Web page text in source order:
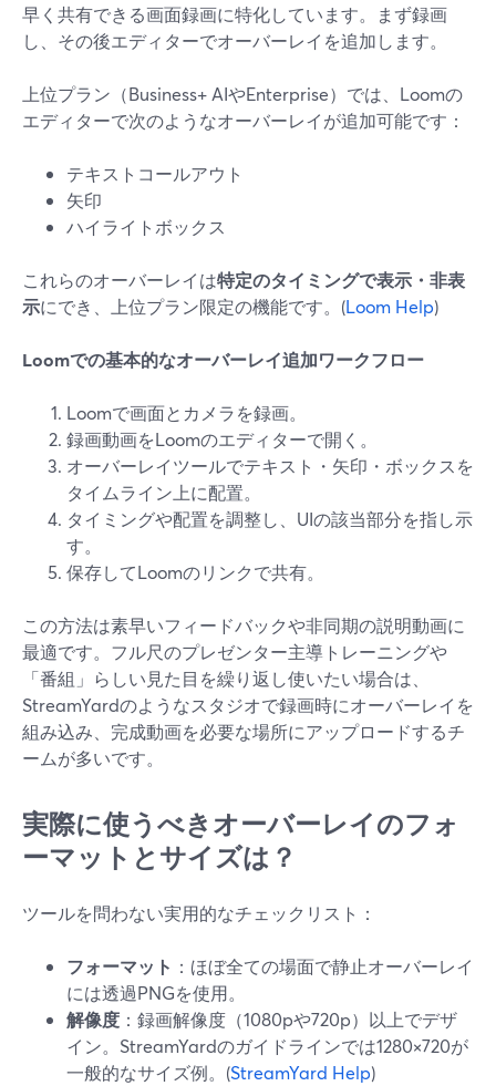
早く共有できる画面録画に特化しています。まず録画
し、その後エディターでオーバーレイを追加します。
上位プラン（Business+ AIやEnterprise）では、Loomの
エディターで次のようなオーバーレイが追加可能です：
テキストコールアウト
矢印
ハイライトボックス
これらのオーバーレイは特定のタイミングで表示・非表
示にでき、上位プラン限定の機能です。(Loom Help)
Loomでの基本的なオーバーレイ追加ワークフロー
Loomで画面とカメラを録画。
録画動画をLoomのエディターで開く。
オーバーレイツールでテキスト・矢印・ボックスを
タイムライン上に配置。
タイミングや配置を調整し、UIの該当部分を指し示
す。
保存してLoomのリンクで共有。
この方法は素早いフィードバックや非同期の説明動画に
最適です。フル尺のプレゼンター主導トレーニングや
「番組」らしい見た目を繰り返し使いたい場合は、
StreamYardのようなスタジオで録画時にオーバーレイを
組み込み、完成動画を必要な場所にアップロードするチ
ームが多いです。
実際に使うべきオーバーレイのフォ
ーマットとサイズは？
ツールを問わない実用的なチェックリスト：
フォーマット ：ほぼ全ての場面で静止オーバーレイ
には透過PNGを使用。
解像度 ：録画解像度（1080pや720p）以上でデザ
イン。StreamYardのガイドラインでは1280×720が
一般的なサイズ例。(StreamYard Help)